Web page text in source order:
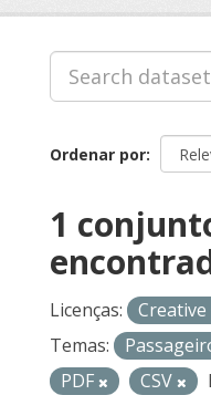
Ordenar por
1
Licenças:
Temas:
PDF
CSV